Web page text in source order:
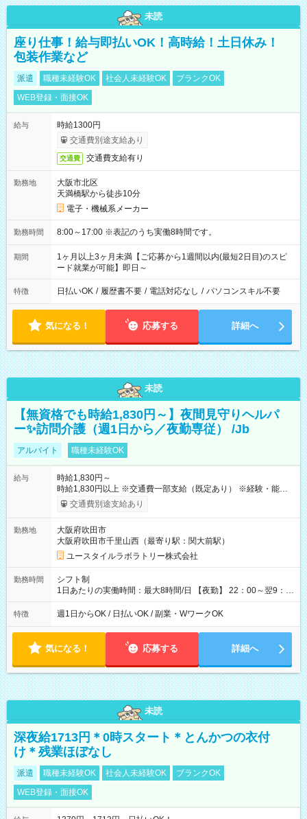
未読
座り仕事！給与即払いOK！高時給！土日休み！
包装作業など
派遣 職種未経験OK 社会人未経験OK
ブランクOK
WEB登録・面接OK
給与
時給1300円
交通費別途支給あり
交通費 交通費支給有り
勤務地
大阪市北区
天満橋駅から徒歩10分
電子・機械系メーカー
勤務時間 8:00～17:00 ※表記のうち実働8時間です。
期間
1ヶ月以上3ヶ月未満【ご応募から1週間以内(最短2日目)のスピ
ード就業が可能】即日～
特徴 日払いOK / 履歴書不要 / 電話対応なし / パソコンスキル不要
気になる！ 応募する 詳細へ
未読
【無資格でも時給1,830円～】夜間見守りヘルパ
ー✨訪問介護（週1日から／夜勤専従） /Jb
アルバイト 職種未経験OK
給与
時給1,830円～
時給1,830円以上 ※交通費一部支給（既定あり） ※経験・能力を
考慮して決定します 【収入例】 週1回勤務の場合：1,830円×8時
間×4回=5万8,560円 週3回勤務の場合：1,830円×8時間×12回
月 ※ 雇用形態と給与に、本採用時と異なる部分があります。 雇
用形態：本採用時と同じです。 給与：時給 1,610円以上
交通費別途支給あり
勤務地
大阪府吹田市
大阪府吹田市千里山西（最寄り駅：関大前駅）
ユースタイルラボラトリー株式会社
勤務時間
シフト制
1日あたりの実働時間：最大8時間/日 【夜勤】 22：00～翌9：
00 ※週1日～OK ／ 夜勤専従 ＊＊ 勤務時間例 ＊＊ ■22時か
ら翌7時 ■23時から翌8時 ■24時から翌9時 など ※上記の時間
ます。 ※曜日固定（毎週同じ曜日での勤務となります）
特徴 週1日からOK / 日払いOK / 副業・WワークOK
気になる！ 応募する 詳細へ
未読
深夜給1713円＊0時スタート＊とんかつの衣付
け＊残業ほぼなし
派遣 職種未経験OK 社会人未経験OK
ブランクOK
WEB登録・面接OK